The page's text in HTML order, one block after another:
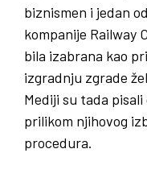
biznismen i jedan
kompanije Railway
bila izabrana kao
izgradnju zgrade
Mediji su tada
prilikom njihovog
procedura.